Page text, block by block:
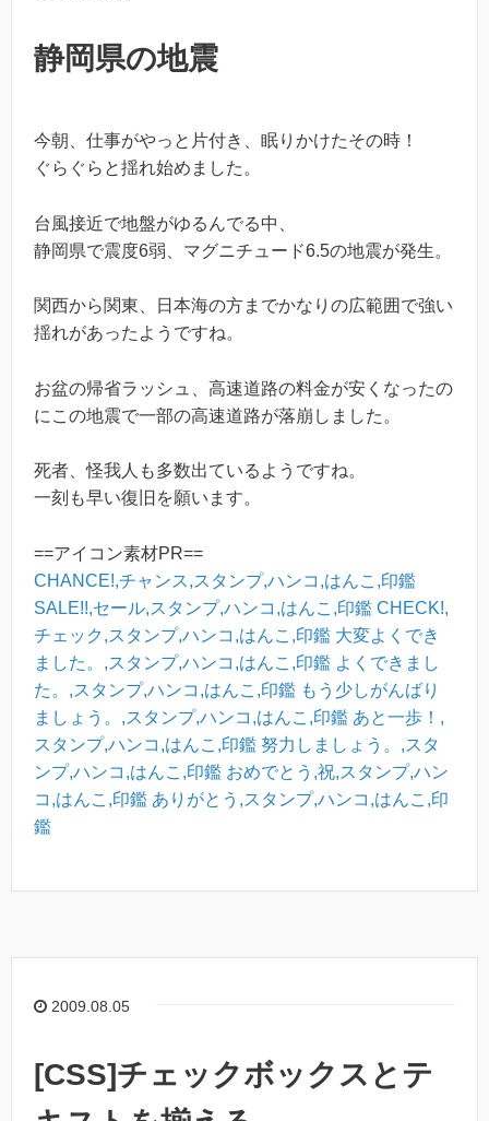
静岡県の地震
今朝、仕事がやっと片付き、眠りかけたその時！
ぐらぐらと揺れ始めました。
台風接近で地盤がゆるんでる中、
静岡県で震度6弱、マグニチュード6.5の地震が発生。
関西から関東、日本海の方までかなりの広範囲で強い
揺れがあったようですね。
お盆の帰省ラッシュ、高速道路の料金が安くなったの
にこの地震で一部の高速道路が落崩しました。
死者、怪我人も多数出ているようですね。
一刻も早い復旧を願います。
==アイコン素材PR==
CHANCE!,チャンス,スタンプ,ハンコ,はんこ,印鑑
SALE!!,セール,スタンプ,ハンコ,はんこ,印鑑 CHECK!,
チェック,スタンプ,ハンコ,はんこ,印鑑 大変よくでき
ました。,スタンプ,ハンコ,はんこ,印鑑 よくできまし
た。,スタンプ,ハンコ,はんこ,印鑑 もう少しがんばり
ましょう。,スタンプ,ハンコ,はんこ,印鑑 あと一歩！,
スタンプ,ハンコ,はんこ,印鑑 努力しましょう。,スタ
ンプ,ハンコ,はんこ,印鑑 おめでとう,祝,スタンプ,ハン
コ,はんこ,印鑑 ありがとう,スタンプ,ハンコ,はんこ,印
鑑
2009.08.05
[CSS]チェックボックスとテ